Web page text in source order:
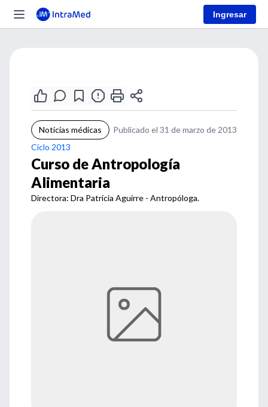
Ingresar
Noticias médicas
Publicado el 31 de marzo de 2013
Ciclo 2013
Curso de Antropología
Alimentaria
Directora: Dra Patricia Aguirre - Antropóloga.